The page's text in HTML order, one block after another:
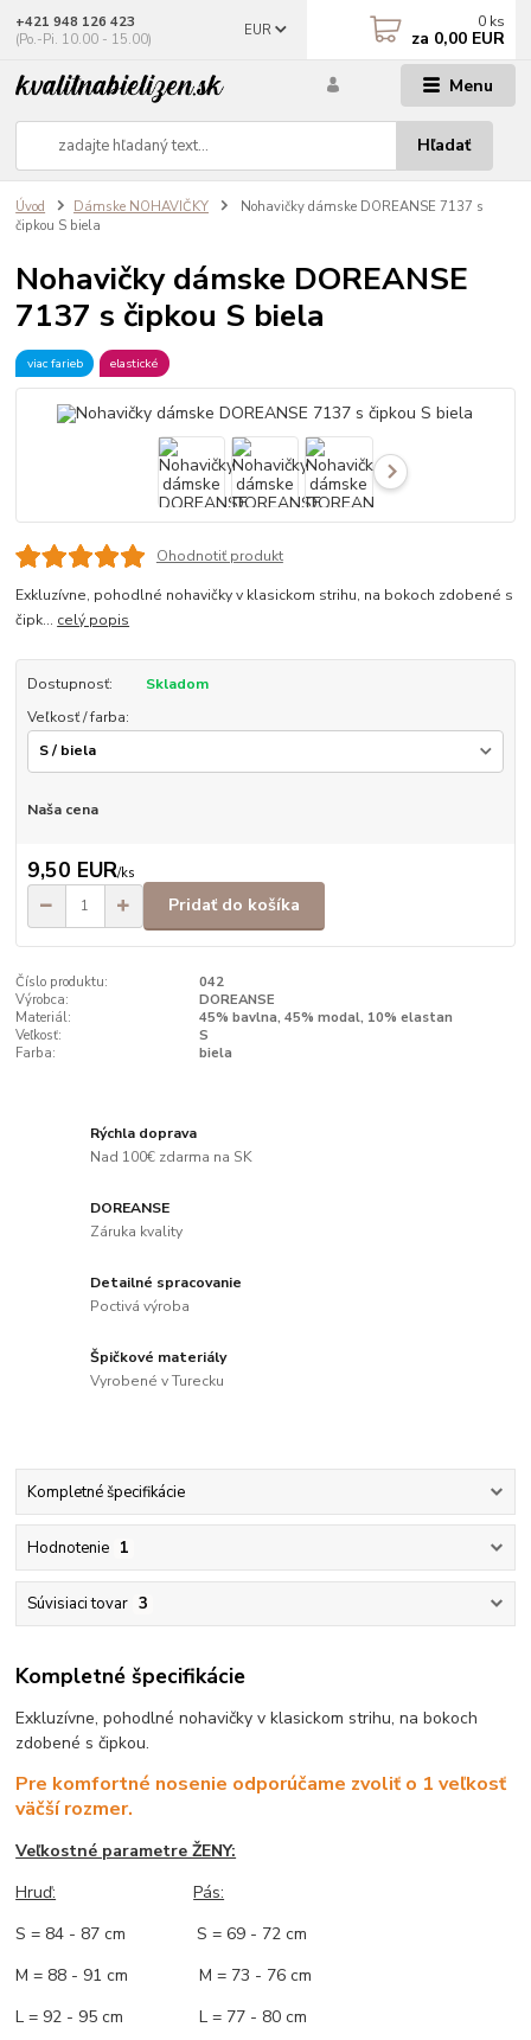
Menu
EUR
Hľadať
+421 948 126 423
(Po.-Pi. 10.00 - 15.00)
0 ks
za 0,00 EUR
Úvod Dámske NOHAVIČKY
Nohavičky dámske DOREANSE 7137 s
čipkou S biela
Nohavičky dámske DOREANSE
7137 s čipkou S biela
viac farieb elastické
Ohodnotiť produkt
Exkluzívne, pohodlné nohavičky v klasickom strihu, na bokoch zdobené s
čipk... celý popis
Dostupnosť:
Skladom
Veľkosť / farba:
Naša cena
9,50 EUR/ks
Pridať do košíka
Číslo produktu:
042
Výrobca:
DOREANSE
Materiál:
45% bavlna, 45% modal, 10% elastan
Veľkosť:
S
Farba:
biela
Rýchla doprava
Nad 100€ zdarma na SK
DOREANSE
Záruka kvality
Detailné spracovanie
Poctivá výroba
Špičkové materiály
Vyrobené v Turecku
Kompletné špecifikácie
Hodnotenie 1
Súvisiaci tovar 3
Kompletné špecifikácie
Exkluzívne, pohodlné nohavičky v klasickom strihu, na bokoch
zdobené s čipkou.
Pre komfortné nosenie odporúčame zvoliť o 1 veľkosť
väčší rozmer.
Veľkostné parametre ŽENY:
Hruď:
Pás:
S = 84 - 87 cm S = 69 - 72 cm
M = 88 - 91 cm M = 73 - 76 cm
L = 92 - 95 cm L = 77 - 80 cm